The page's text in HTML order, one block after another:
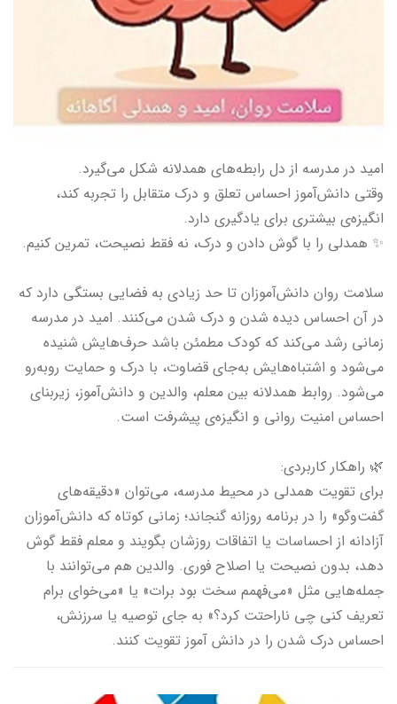
امید در مدرسه از دل رابطه‌های همدلانه شکل می‌گیرد.
وقتی دانش‌آموز احساس تعلق و درک متقابل را تجربه کند،
انگیزه‌ی بیشتری برای یادگیری دارد.
✨ همدلی را با گوش دادن و درک، نه فقط نصیحت، تمرین کنیم.
سلامت روان دانش‌آموزان تا حد زیادی به فضایی بستگی دارد که
در آن احساس دیده شدن و درک شدن می‌کنند. امید در مدرسه
زمانی رشد می‌کند که کودک مطمئن باشد حرف‌هایش شنیده
می‌شود و اشتباه‌هایش به‌جای قضاوت، با درک و حمایت روبه‌رو
می‌شود. روابط همدلانه بین معلم، والدین و دانش‌آموز، زیربنای
احساس امنیت روانی و انگیزه‌ی پیشرفت است.
🌿 راهکار کاربردی:
برای تقویت همدلی در محیط مدرسه، می‌توان «دقیقه‌های
گفت‌وگو» را در برنامه روزانه گنجاند؛ زمانی کوتاه که دانش‌آموزان
آزادانه از احساسات یا اتفاقات روزشان بگویند و معلم فقط گوش
دهد، بدون نصیحت یا اصلاح فوری. والدین هم می‌توانند با
جمله‌هایی مثل «می‌فهمم سخت بود برات» یا «می‌خوای برام
تعریف کنی چی ناراحتت کرد؟» به جای توصیه یا سرزنش،
احساس درک شدن را در دانش آموز تقویت کنند.